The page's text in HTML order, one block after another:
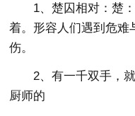
1、楚囚相对：楚：
着。形容人们遇到危难
伤。
2、有一千双手，就
厨师的